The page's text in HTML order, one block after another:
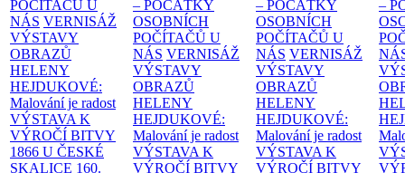
POČÍTAČŮ U
NÁS VERNISÁŽ
VÝSTAVY
OBRAZŮ
HELENY
HEJDUKOVÉ:
Malování je radost
VÝSTAVA K
VÝROČÍ BITVY
1866 U ČESKÉ
SKALICE 160.
– POČÁTKY
OSOBNÍCH
POČÍTAČŮ U
NÁS VERNISÁŽ
VÝSTAVY
OBRAZŮ
HELENY
HEJDUKOVÉ:
Malování je radost
VÝSTAVA K
VÝROČÍ BITVY
– POČÁTKY
OSOBNÍCH
POČÍTAČŮ U
NÁS VERNISÁŽ
VÝSTAVY
OBRAZŮ
HELENY
HEJDUKOVÉ:
Malování je radost
VÝSTAVA K
VÝROČÍ BITVY
–